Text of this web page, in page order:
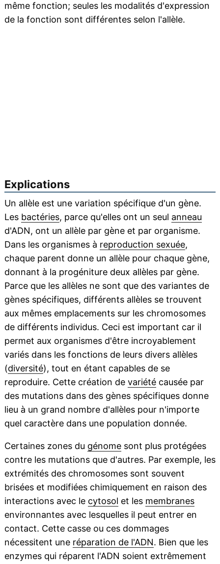
même fonction; seules les modalités d'expression
de la fonction sont différentes selon l'allèle.
Explications
Un allèle est une variation spécifique d'un gène.
Les bactéries, parce qu'elles ont un seul anneau
d'ADN, ont un allèle par gène et par organisme.
Dans les organismes à reproduction sexuée,
chaque parent donne un allèle pour chaque gène,
donnant à la progéniture deux allèles par gène.
Parce que les allèles ne sont que des variantes de
gènes spécifiques, différents allèles se trouvent
aux mêmes emplacements sur les chromosomes
de différents individus. Ceci est important car il
permet aux organismes d'être incroyablement
variés dans les fonctions de leurs divers allèles
(diversité), tout en étant capables de se
reproduire. Cette création de variétécausée par
des mutations dans des gènes spécifiques donne
lieu à un grand nombre d'allèles pour n'importe
quel caractère dans une population donnée.
Certaines zones du génomesont plus protégées
contre les mutations que d'autres. Par exemple, les
extrémités des chromosomes sont souvent
brisées et modifiées chimiquement en raison des
interactions avec le cytosol et les membranes
environnantes avec lesquelles il peut entrer en
contact. Cette casse ou ces dommages
nécessitent une réparation de l'ADN. Bien que les
enzymes qui réparent l'ADN soient extrêmement